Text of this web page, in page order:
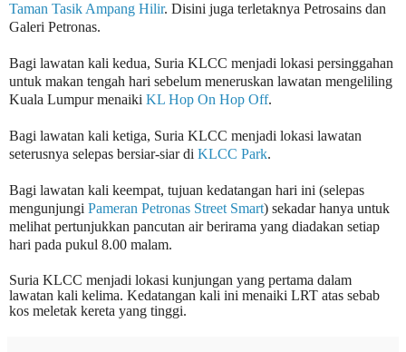
Taman Tasik Ampang Hilir. Disini juga terletaknya Petrosains dan
Galeri Petronas.
Bagi lawatan kali kedua, Suria KLCC menjadi lokasi persinggahan
untuk makan tengah hari sebelum meneruskan lawatan mengeliling
Kuala Lumpur menaiki KL Hop On Hop Off.
Bagi lawatan kali ketiga, Suria KLCC menjadi lokasi lawatan
seterusnya selepas bersiar-siar di KLCC Park.
Bagi lawatan kali keempat, tujuan kedatangan hari ini (selepas
mengunjungi Pameran Petronas Street Smart) sekadar hanya untuk
melihat pertunjukkan pancutan air berirama yang diadakan setiap
hari pada pukul 8.00 malam.
Suria KLCC menjadi lokasi kunjungan yang pertama dalam
lawatan kali kelima. Kedatangan kali ini menaiki LRT atas sebab
kos meletak kereta yang tinggi.